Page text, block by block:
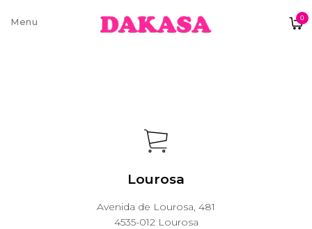
0
Sobre nós
Lourosa
Avenida de Lourosa, 481
4535-012 Lourosa